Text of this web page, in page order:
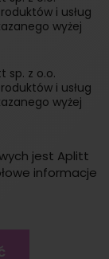
i usług
wyżej
sp. z o.o.
i usług
wyżej
jest Aplitt
informacje